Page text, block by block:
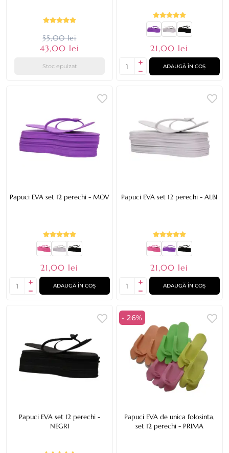
55,00 lei
43,00 lei
Stoc epuizat
21,00 lei
ADAUGĂ ÎN COȘ
Papuci EVA set 12 perechi - MOV
21,00 lei
ADAUGĂ ÎN COȘ
Papuci EVA set 12 perechi - ALBI
21,00 lei
ADAUGĂ ÎN COȘ
Papuci EVA set 12 perechi -
NEGRI
- 26%
Papuci EVA de unica folosinta,
set 12 perechi - PRIMA